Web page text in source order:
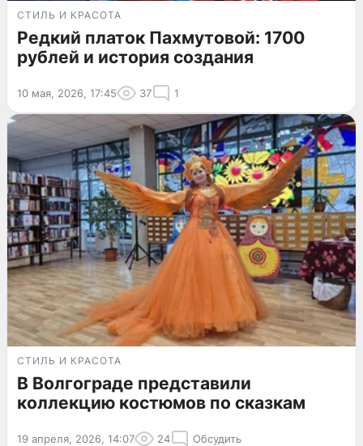
СТИЛЬ И КРАСОТА
Редкий платок Пахмутовой: 1700
рублей и история создания
10 мая, 2026, 17:45 37 1
СТИЛЬ И КРАСОТА
В Волгограде представили
коллекцию костюмов по сказкам
19 апреля, 2026, 14:07 24 Обсудить